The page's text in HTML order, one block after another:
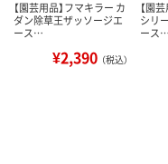
【園芸用品】フマキラー カ
ダン除草王ザッソージエ
ース…
¥2,390 （税込）
【園
シリ
ース…